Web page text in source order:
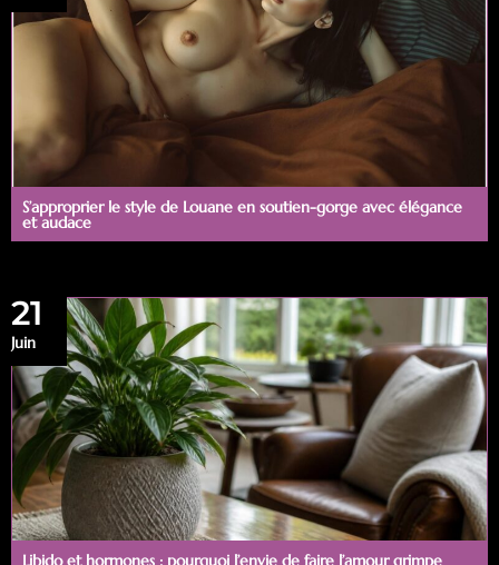
S’approprier le style de Louane en soutien-gorge avec élégance
et audace
21
Juin
Libido et hormones : pourquoi l’envie de faire l’amour grimpe